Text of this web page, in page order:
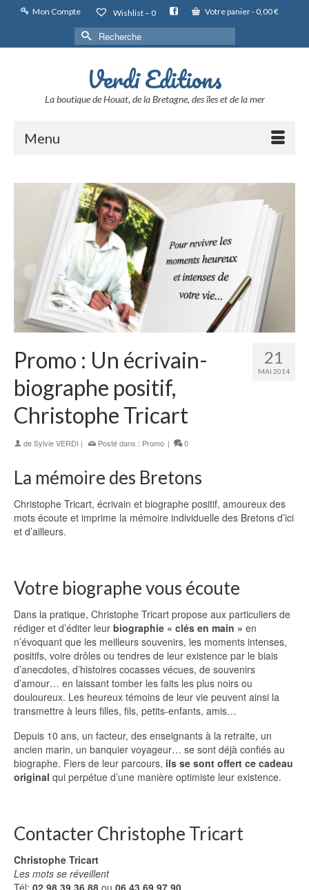
Mon Compte Wishlist – 0 Votre panier- 0,00€
Rechercher :
Verdi Editions
La boutique de Houat, de la Bretagne, des îles et de la mer
Menu
21
MAI 2014
Promo : Un écrivain-
biographe positif,
Christophe Tricart
deSylvie VERDI | Posté dans : Promo | 0
La mémoire des Bretons
Christophe Tricart, écrivain et biographe positif, amoureux des
mots écoute et imprime la mémoire individuelle des Bretons d’ici
et d’ailleurs.
Votre biographe vous écoute
Dans la pratique, Christophe Tricart propose aux particuliers de
rédiger et d’éditer leur biographie « clés en main » en
n’évoquant que les meilleurs souvenirs, les moments intenses,
positifs, voire drôles ou tendres de leur existence par le biais
d’anecdotes, d’histoires cocasses vécues, de souvenirs
d’amour… en laissant tomber les faits les plus noirs ou
douloureux. Les heureux témoins de leur vie peuvent ainsi la
transmettre à leurs filles, fils, petits-enfants, amis…
Depuis 10 ans, un facteur, des enseignants à la retraite, un
ancien marin, un banquier voyageur… se sont déjà confiés au
biographe. Fiers de leur parcours, ils se sont offert ce cadeau
original qui perpétue d’une manière optimiste leur existence.
Contacter Christophe Tricart
Christophe Tricart
Les mots se réveillent